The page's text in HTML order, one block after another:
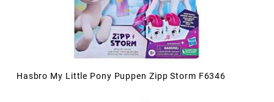
Hasbro My Little Pony Puppen Zipp Storm F6346